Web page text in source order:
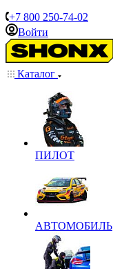
+7 800 250-74-02
Войти
Каталог
ПИЛОТ
АВТОМОБИЛЬ